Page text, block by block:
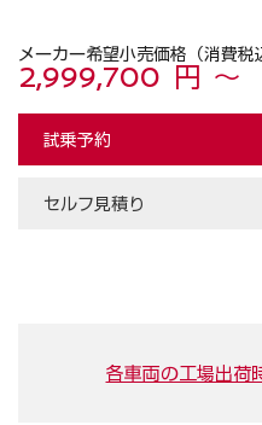
メーカー希望小売価格（消費税
2,999,700 円 ～
試乗予約
セルフ見積り
各車両の工場出荷